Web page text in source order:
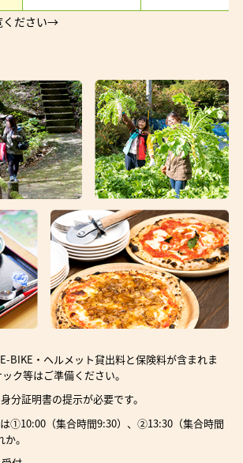
BIKE・ヘルメット貸出料と保険料が含まれま
ク等はご準備ください。
分証明書の提示が必要です。
①10:00（集合時間9:30）、②13:30（集合時間
。